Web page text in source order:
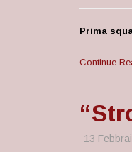
Prima
Continue
13